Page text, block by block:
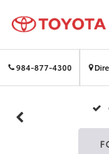
984-877-4300